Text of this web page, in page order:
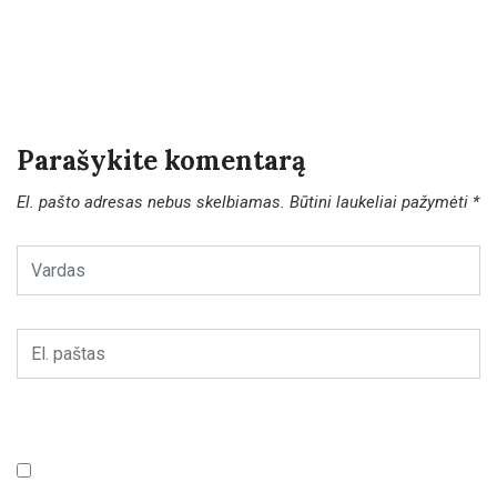
Parašykite komentarą
El. pašto adresas nebus skelbiamas. Būtini laukeliai pažymėti *